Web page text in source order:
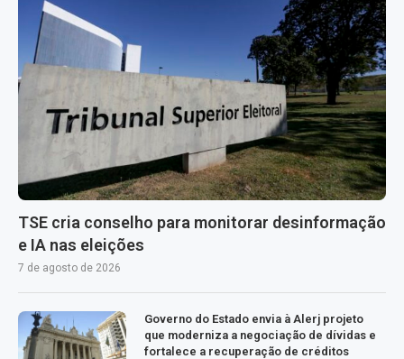
TSE cria conselho para monitorar desinformação
e IA nas eleições
7 de agosto de 2026
Governo do Estado envia à Alerj projeto
que moderniza a negociação de dívidas e
fortalece a recuperação de créditos